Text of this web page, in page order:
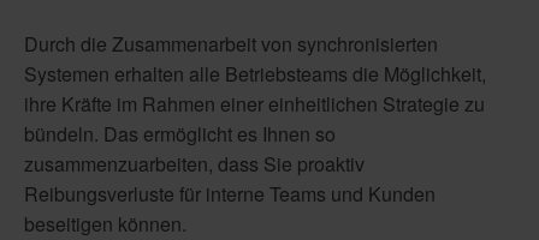
Durch die Zusammenarbeit von synchronisierten
Systemen erhalten alle Betriebsteams die Möglichkeit,
ihre Kräfte im Rahmen einer einheitlichen Strategie zu
bündeln. Das ermöglicht es Ihnen so
zusammenzuarbeiten, dass Sie proaktiv
Reibungsverluste für interne Teams und Kunden
beseitigen können.